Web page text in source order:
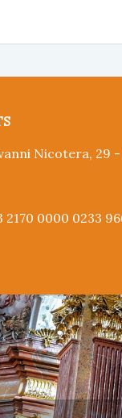
Nicotera, 29 -
2170 0000 0233